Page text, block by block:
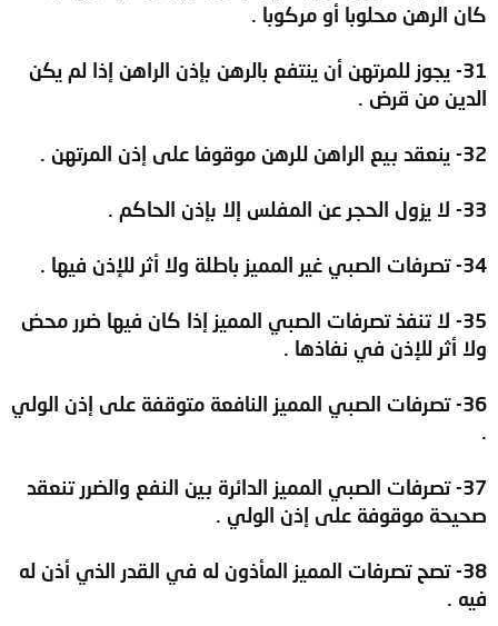
كان الرهن محلوبا أو مركوبا .
31- يجوز للمرتهن أن ينتفع بالرهن بإذن الراهن إذا لم يكن
الدين من قرض .
32- ينعقد بيع الراهن للرهن موقوفا على إذن المرتهن .
33- لا يزول الحجر عن المفلس إلا بإذن الحاكم .
34- تصرفات الصبي غير المميز باطلة ولا أثر للإذن فيها .
35- لا تنفذ تصرفات الصبي المميز إذا كان فيها ضرر محض
ولا أثر للإذن في نفاذها .
36- تصرفات الصبي المميز النافعة متوقفة على إذن الولي
.
37- تصرفات الصبي المميز الدائرة بين النفع والضرر تنعقد
صحيحة موقوفة على إذن الولي .
38- تصح تصرفات المميز المأذون له في القدر الذي أذن له
فيه .